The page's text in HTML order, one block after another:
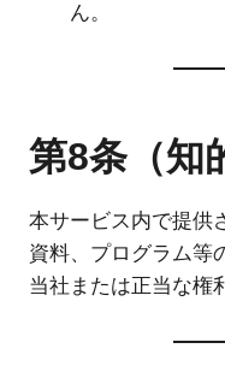
ん。
第8条（知
本サービス内で提供
資料、プログラム等
当社または正当な権